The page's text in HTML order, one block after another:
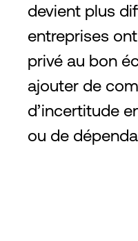
devient plus
entreprises
privé au bon
ajouter de
d’incertitude
ou de